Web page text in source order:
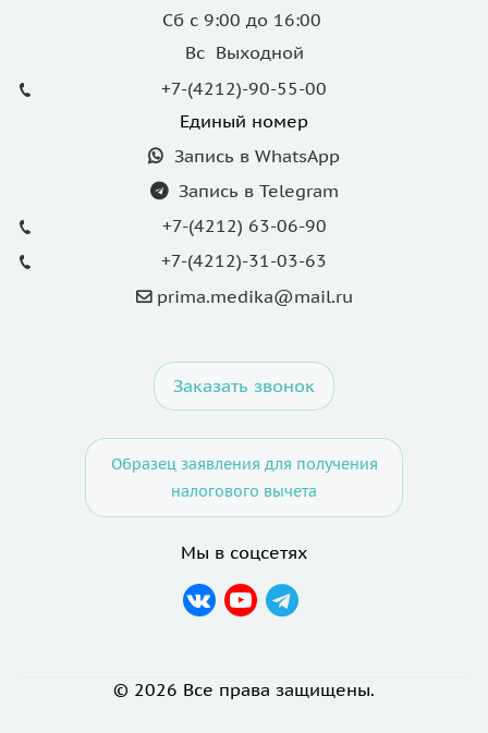
Сб с 9:00 до 16:00
Вс Выходной
+7-(4212)-90-55-00
Единый номер
Запись в WhatsApp
Запись в Telegram
+7-(4212) 63-06-90
+7-(4212)-31-03-63
prima.medika@mail.ru
Заказать звонок
Образец заявления для получения
налогового вычета
Мы в соцсетях
© 2026 Все права защищены.